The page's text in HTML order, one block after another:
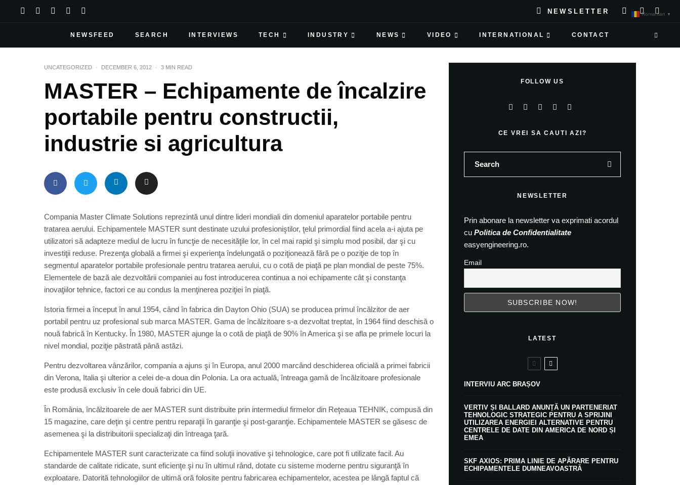
NEWSLETTER
NEWSFEED SEARCH INTERVIEWS TECH INDUSTRY NEWS VIDEO INTERNATIONAL CONTACT
UNCATEGORIZED · DECEMBER 6, 2012 · 3 MIN READ
MASTER – Echipamente de încalzire
portabile pentru constructii,
industrie si agricultura
Compania Master Climate Solutions reprezintă unul dintre lideri mondiali din domeniul aparatelor portabile pentru
tratarea aerului. Echipamentele MASTER sunt destinate uzului profesioniştilor, ţelul primordial fiind acela a-i ajuta pe
utilizatori să adapteze mediul de lucru în funcţie de necesităţile lor, în cel mai rapid şi simplu mod posibil, dar şi cu
investiţii reduse. Prezenţa globală a firmei şi experienţa îndelungată o poziţionează fără pe o poziţie de top în
segmentul aparatelor portabile profesionale pentru tratarea aerului, cu o cotă de piaţă pe plan mondial de peste 75%.
Elementele de bază ale dezvoltării companiei au fost introducerea continua a noi echipamente cât şi constanţa
inovaţiilor tehnice, factori ce au condus la menţinerea poziţiei în piaţă.
Istoria firmei a început în anul 1954, când în fabrica din Dayton Ohio (SUA) se producea primul încălzitor de aer
portabil pentru uz profesional sub marca MASTER. Gama de încălzitoare s-a dezvoltat treptat, în 1964 fiind deschisă o
nouă fabrică în Kentucky. În 1980, MASTER ajunge la o cotă de piaţă de 90% în America şi se afla pe primele locuri la
nivel mondial, poziţie păstrată până astăzi.
Pentru dezvoltarea vânzărilor, compania a ajuns şi în Europa, anul 2000 marcând deschiderea oficială a primei fabricii
din Verona, Italia şi ulterior a celei de-a doua din Polonia. La ora actuală, întreaga gamă de încălzitoare profesionale
este produsă exclusiv în cele două fabrici din UE.
În România, încălzitoarele de aer MASTER sunt distribuite prin intermediul firmelor din Reţeaua TEHNIK, compusă din
15 magazine, care deţin şi centre pentru reparaţii în garanţie şi post-garanţie. Echipamentele MASTER se găsesc de
asemenea şi la distribuitorii specializaţi din întreaga ţară.
Echipamentele MASTER sunt caracterizate ca fiind soluţii inovative şi tehnologice, care pot fi utilizate facil. Au
standarde de calitate ridicate, sunt eficienţe şi nu în ultimul rând, dotate cu sisteme moderne pentru siguranţă în
exploatare. Datorită tehnologiilor de ultimă oră folosite pentru fabricarea echipamentelor, acestea pe lângă faptul că
FOLLOW US
CE VREI SA CAUTI AZI?
NEWSLETTER
Prin abonare la newsletter va exprimati acordul
cu Politica de Confidentialitate
easyengineering.ro.
Email
LATEST
INTERVIU ARC BRAȘOV
VERTIV ȘI BALLARD ANUNȚĂ UN PARTENERIAT
TEHNOLOGIC STRATEGIC PENTRU A SPRIJINI
UTILIZAREA ENERGIEI ALTERNATIVE PENTRU
CENTRELE DE DATE DIN AMERICA DE NORD ȘI
EMEA
SKF AXIOS: PRIMA LINIE DE APĂRARE PENTRU
ECHIPAMENTELE DUMNEAVOASTRĂ
Romanian ▼